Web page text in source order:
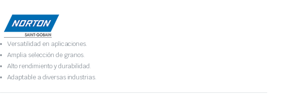
Versatilidad en aplicaciones.
Amplia selección de granos.
Alto rendimiento y durabilidad.
Adaptable a diversas industrias.